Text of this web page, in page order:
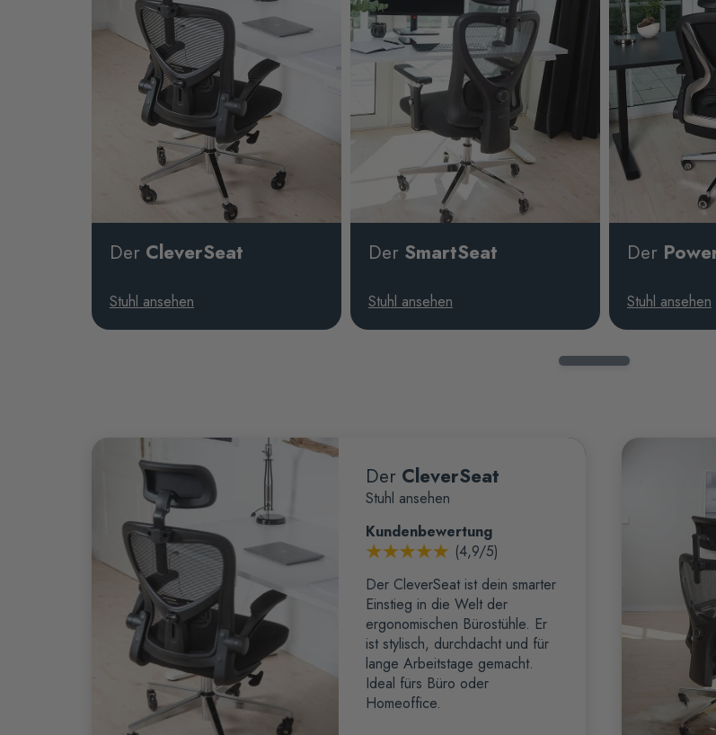
Der CleverSeat
Stuhl ansehen
Der SmartSeat
Stuhl ansehen
Der
Stuhl ansehen
Der CleverSeat
Stuhl ansehen
Kundenbewertung
(4,9/5)
Der CleverSeat ist dein smarter
Einstieg in die Welt der
ergonomischen Bürostühle. Er
ist stylisch, durchdacht und für
lange Arbeitstage gemacht.
Ideal fürs Büro oder
Homeoffice.